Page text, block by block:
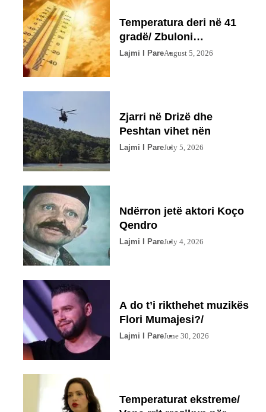
Temperatura deri në 41
gradë/ Zbuloni
parashikimin
Lajmi I PareAugust 5, 2026
Zjarri në Drizë dhe
Peshtan vihet nën
Lajmi I PareJuly 5, 2026
Ndërron jetë aktori Koço
Qendro
Lajmi I PareJuly 4, 2026
A do t’i rikthehet muzikës
Flori Mumajesi?/
Lajmi I PareJune 30, 2026
Temperaturat ekstreme/